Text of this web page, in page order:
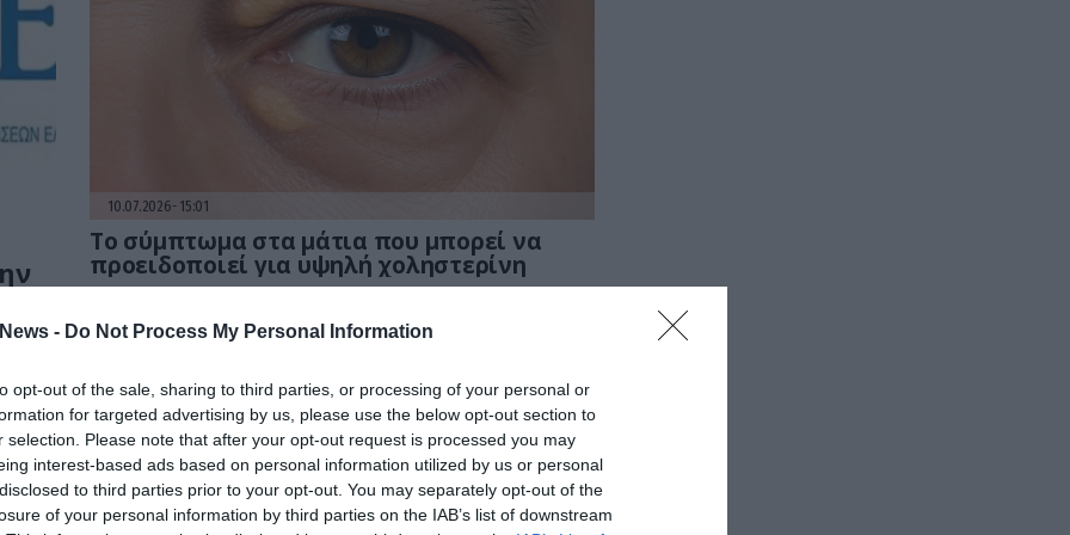
- Do Not Process My Personal Information
opt-out of the sale, sharing to third parties, or processing of your personal or
for targeted advertising by us, please use the below opt-out section to
selection. Please note that after your opt-out request is processed you may
interest-based ads based on personal information utilized by us or personal
to third parties prior to your opt-out. You may separately opt-out of the
of your personal information by third parties on the IAB’s list of downstream
10.07.2026 15:01
Το σύμπτωμα στα μάτια που μπορεί να
προειδοποιεί για υψηλή χοληστερίνη
για την υγεία μας απ' όσα φανταζόμαστε